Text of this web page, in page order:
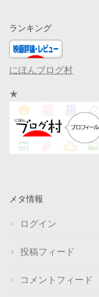
ランキング
にほんブログ村
★
メタ情報
ログイン
投稿フィード
コメントフィード